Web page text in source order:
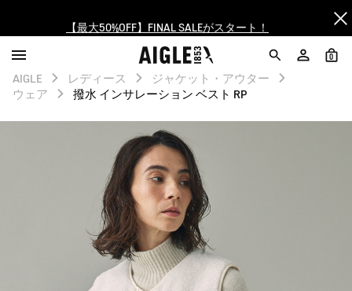
ログイン/会員登録で送料＆返品無料
AIGLE CLUB ポイントサービス終了のお知らせ
【最大50%OFF】FINAL SALEがスタート！
ログイン/会員登録で送料＆返品無料
AIGLE CLUB ポイントサービス終了のお知らせ
0
AIGLE レディース
ジャケット・アウター
ウェア
撥水 インサレーション ベスト RP